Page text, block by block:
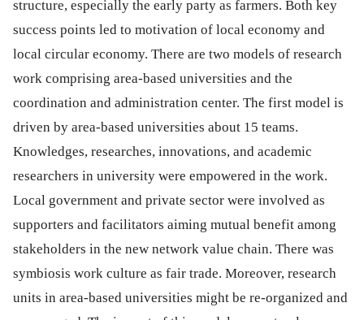
structure, especially the early party as farmers. Both key
success points led to motivation of local economy and
local circular economy. There are two models of research
work comprising area-based universities and the
coordination and administration center. The first model is
driven by area-based universities about 15 teams.
Knowledges, researches, innovations, and academic
researchers in university were empowered in the work.
Local government and private sector were involved as
supporters and facilitators aiming mutual benefit among
stakeholders in the new network value chain. There was
symbiosis work culture as fair trade. Moreover, research
units in area-based universities might be re-organized and